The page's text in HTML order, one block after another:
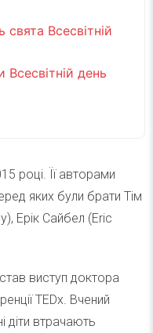
Всесвітній
Всесвітній день
році. Її авторами
яких були брати Тім
Ерік Сайбел (Eric
виступ доктора
TEDx. Вчений
діти втрачають